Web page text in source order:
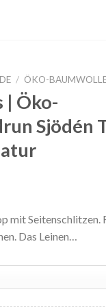
/ ÖKO-
| Öko-
Sjödén
mit Seitenschlitzen.
Das Leinen…